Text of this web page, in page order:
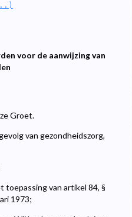
voor de aanwijzing van
Groet.
van gezondheidszorg,
toepassing van artikel 84, §
1973;